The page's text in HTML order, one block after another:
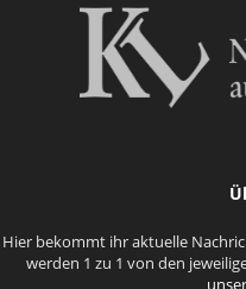
Hier bekommt ihr aktuelle
werden 1 zu 1 von den